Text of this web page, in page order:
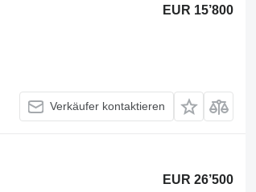
EUR 15’800
Verkäufer kontaktieren
EUR 26’500